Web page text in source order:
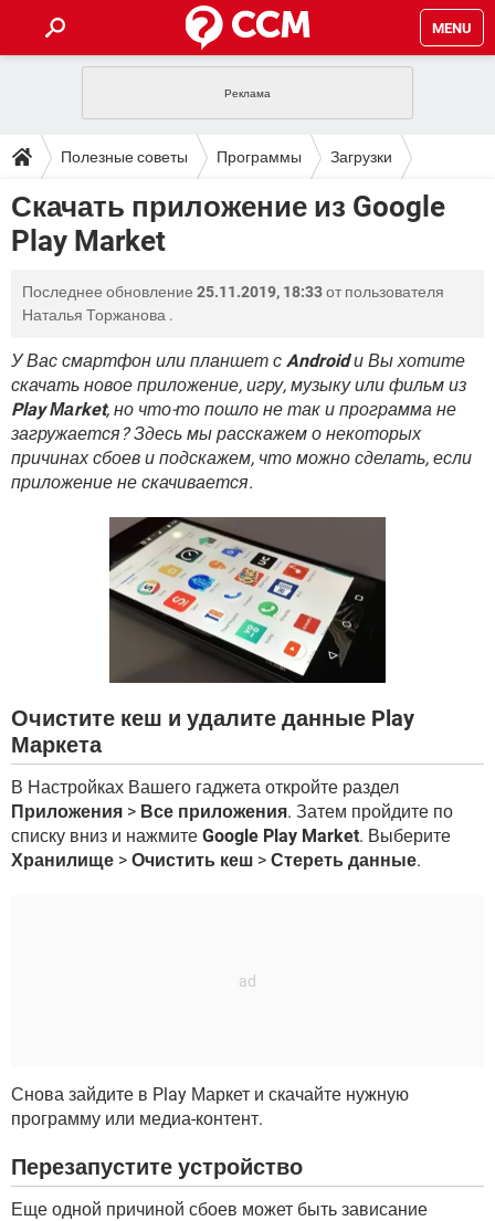
MENU
INSTAGRAM FACEBOOK
ИГРЫ WINDOWS 10
ВКОНТАКТЕ
ПОЛЕЗНЫЕ СОВЕТЫ
TIKTOK TELEGRAM
WHATSAPP INSTAGRAM
FACEBOOK
WINDOWS 10 ВКОНТАКТЕ
YANDEX
ЗАГРУЗКИ
TIKTOK
FACEBOOK
WINDOWS 10 ВКОНТАКТЕ
ВИДЕО GOOGLE
YANDEX
ФОРУМ
TIKTOK TELEGRAM
FACEBOOK ИГРЫ
WINDOWS 10 ВКОНТАКТЕ
ВИДЕО
YANDEX
ЭНЦИКЛОПЕДИЯ
TIKTOK TELEGRAM
WHATSAPP INSTAGRAM
FACEBOOK ИГРЫ
WINDOWS 10 ВКОНТАКТЕ
Полезные советы Программы Загрузки
Скачать приложение из Google
Play Market
Последнее обновление 25.11.2019, 18:33от пользователя
Наталья Торжанова .
У Вас смартфон или планшет с Androidи Вы хотите
скачать новое приложение, игру, музыку или фильм из
Play Маrket, но что-то пошло не так и программа не
загружается? Здесь мы расскажем о некоторых
причинах сбоев и подскажем, что можно сделать, если
приложение не скачивается.
Очистите кеш и удалите данные Play
Маркета
В Настройках Вашего гаджета откройте раздел
Приложения > Все приложения. Затем пройдите по
списку вниз и нажмите Google Play Market. Выберите
Хранилище > Очистить кеш > Стереть данные.
Снова зайдите в Play Маркет и скачайте нужную
программу или медиа-контент.
Перезапустите устройство
Еще одной причиной сбоев может быть зависание